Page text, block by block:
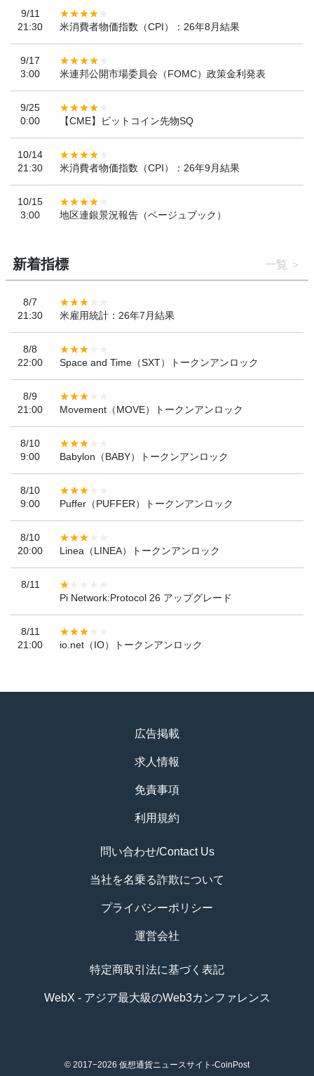
9/11
21:30
米消費者物価指数（CPI）：26年8月結果
9/17
3:00
米連邦公開市場委員会（FOMC）政策金利発表
9/25
0:00
【CME】ビットコイン先物SQ
10/14
21:30
米消費者物価指数（CPI）：26年9月結果
10/15
3:00
地区連銀景況報告（ベージュブック）
新着指標 一覧
8/7
21:30
米雇用統計：26年7月結果
8/8
22:00
Space and Time（SXT）トークンアンロック
8/9
21:00
Movement（MOVE）トークンアンロック
8/10
9:00
Babylon（BABY）トークンアンロック
8/10
9:00
Puffer（PUFFER）トークンアンロック
8/10
20:00
Linea（LINEA）トークンアンロック
8/11
Pi Network:Protocol 26 アップグレード
8/11
21:00
io.net（IO）トークンアンロック
広告掲載
求人情報
免責事項
利用規約
問い合わせ/Contact Us
当社を名乗る詐欺について
プライバシーポリシー
運営会社
特定商取引法に基づく表記
WebX - アジア最大級のWeb3カンファレンス
© 2017−2026 仮想通貨ニュースサイト-CoinPost